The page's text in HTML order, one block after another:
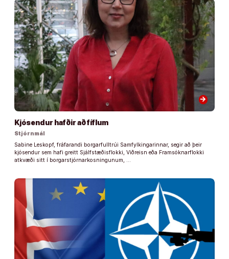
arrow_forward
Kjósendur hafðir að fíflum
Stjórnmál
Sabine Leskopf, fráfarandi borgarfulltrúi Samfylkingarinnar, segir að þeir
kjósendur sem hafi greitt Sjálfstæðisflokki, Viðreisn eða Framsóknarflokki
atkvæði sitt í borgarstjórnarkosningunum, …